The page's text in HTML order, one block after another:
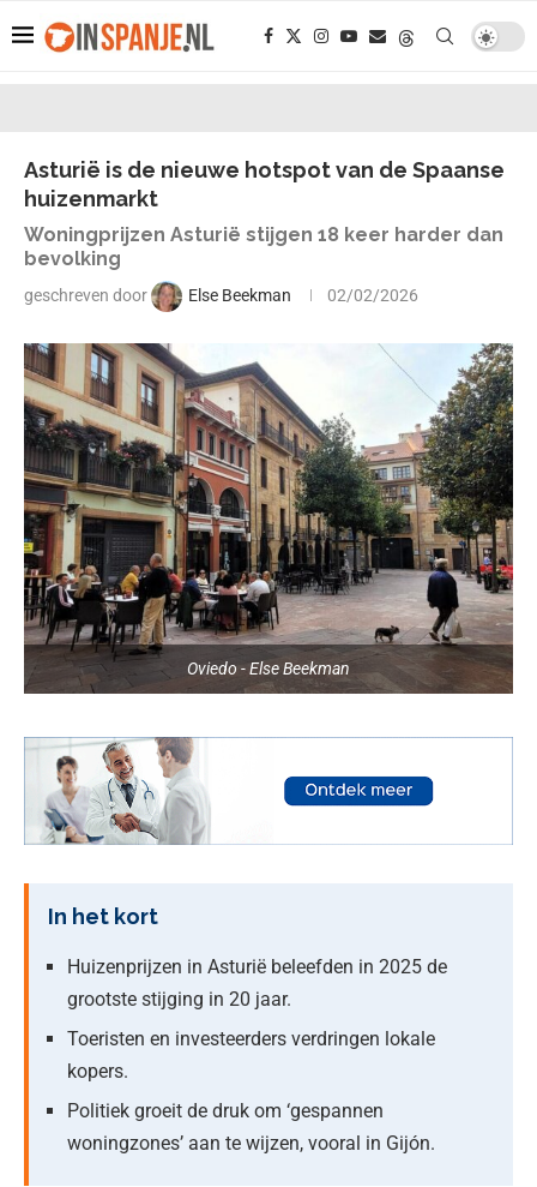
Asturië is de nieuwe hotspot van de Spaanse
huizenmarkt
Woningprijzen Asturië stijgen 18 keer harder dan
bevolking
geschreven door Else Beekman 02/02/2026
Oviedo - Else Beekman
In het kort
Huizenprijzen in Asturië beleefden in 2025 de
grootste stijging in 20 jaar.
Toeristen en investeerders verdringen lokale
kopers.
Politiek groeit de druk om ‘gespannen
woningzones’ aan te wijzen, vooral in Gijón.